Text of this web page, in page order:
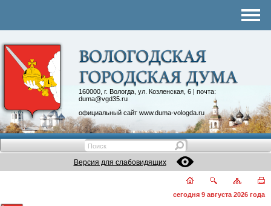
160000, г. Вологда, ул. Козленская, 6 | почта:
duma@vgd35.ru
официальный сайт www.duma-vologda.ru
Контакты
Депутатские объединения
Версия для слабовидящих
сегодня 9 августа 2026 года